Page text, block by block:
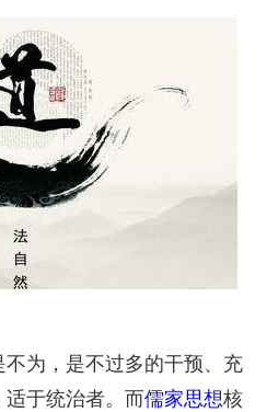
为，是不过多的干预、充
于统治者。而儒家思想核